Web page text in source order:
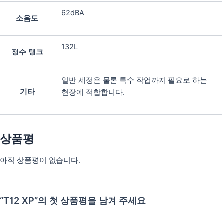
소음도
62dBA
정수 탱크
132L
기타
일반 세정은 물론 특수 작업까지 필요로 하는
현장에 적합합니다.
상품평
아직 상품평이 없습니다.
“T12 XP”의 첫 상품평을 남겨 주세요